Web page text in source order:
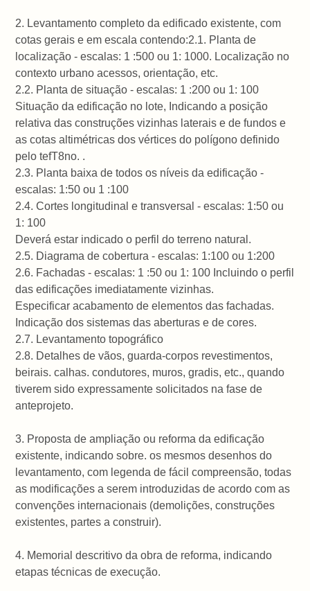
2. Levantamento completo da edificado existente, com
cotas gerais e em escala contendo:2.1. Planta de
localização - escalas: 1 :500 ou 1: 1000. Localização no
contexto urbano acessos, orientação, etc.
2.2. Planta de situação - escalas: 1 :200 ou 1: 100
Situação da edificação no lote, Indicando a posição
relativa das construções vizinhas laterais e de fundos e
as cotas altimétricas dos vértices do polígono definido
pelo tefT8no. .
2.3. Planta baixa de todos os níveis da edificação -
escalas: 1:50 ou 1 :100
2.4. Cortes longitudinal e transversal - escalas: 1:50 ou
1: 100
Deverá estar indicado o perfil do terreno natural.
2.5. Diagrama de cobertura - escalas: 1:100 ou 1:200
2.6. Fachadas - escalas: 1 :50 ou 1: 100 Incluindo o perfil
das edificações imediatamente vizinhas.
Especificar acabamento de elementos das fachadas.
Indicação dos sistemas das aberturas e de cores.
2.7. Levantamento topográfico
2.8. Detalhes de vãos, guarda-corpos revestimentos,
beirais. calhas. condutores, muros, gradis, etc., quando
tiverem sido expressamente solicitados na fase de
anteprojeto.
3. Proposta de ampliação ou reforma da edificação
existente, indicando sobre. os mesmos desenhos do
levantamento, com legenda de fácil compreensão, todas
as modificações a serem introduzidas de acordo com as
convenções internacionais (demolições, construções
existentes, partes a construir).
4. Memorial descritivo da obra de reforma, indicando
etapas técnicas de execução.